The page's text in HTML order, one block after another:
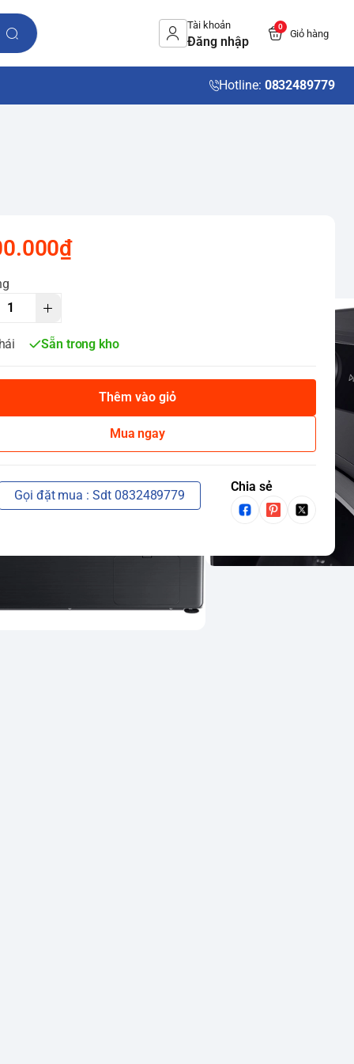
Tài khoản
Đăng nhập
0
Giỏ hàng
Hotline: 0832489779
Sẵn trong kho
Thêm vào giỏ
Mua ngay
Gọi đặt mua : Sdt 0832489779
Chia sẻ